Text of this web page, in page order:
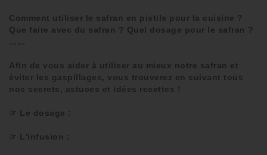
Comment utiliser le safran en pistils pour la cuisine ?
Que faire avec du safran ? Quel dosage pour le safran ?
......
Afin de vous aider à utiliser au mieux notre safran et
éviter les gaspillages, vous trouverez en suivant tous
nos secrets, astuces et idées recettes !
☞ Le dosage :
☞ L'infusion :